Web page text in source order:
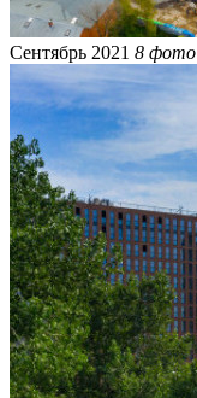
Сентябрь 2021 8 фото